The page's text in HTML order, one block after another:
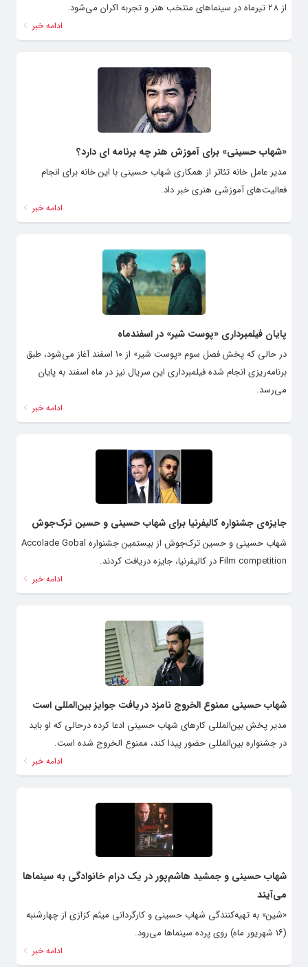
از 28 تیرماه در سینماهای منتخب هنر و تجربه اکران می‌شود.
ادامه خبر
«شهاب حسینی» برای آموزش هنر چه برنامه ای دارد؟
مدیر عامل خانه تئاتر از همکاری شهاب حسینی با این خانه برای انجام
فعالیت‌های آموزشی هنری خبر داد.
ادامه خبر
پایان فیلمبرداری «پوست شیر» در اسفندماه
در حالی که پخش فصل سوم «پوست شیر» از ۱۰ اسفند آغاز می‌شود، طبق
برنامه‌ریزی انجام شده فیلمبرداری این سریال نیز در ماه اسفند به پایان
می‌رسد.
ادامه خبر
جایزه‌ی جشنواره کالیفرنیا برای شهاب حسینی و حسین ترک‌جوش
شهاب حسینی و حسین ترک‌جوش از بیستمین جشنواره Accolade Gobal
Film competition در کالیفرنیا، جایزه دریافت کردند.
ادامه خبر
شهاب حسینی ممنوع الخروج نامزد دریافت جوایز بین‌المللی است
مدیر پخش بین‌المللی کارهای شهاب حسینی ادعا کرده درحالی که او باید
در جشنواره بین‌المللی حضور پیدا کند، ممنوع الخروج شده است.
ادامه خبر
شهاب حسینی و جمشید هاشم‌پور در یک درام خانوادگی به سینماها
می‌آیند
«شین» به تهیه‌کنندگی شهاب حسینی و کارگردانی میثم کزازی از چهارشنبه
(۱۶ شهریور ماه) روی پرده سینماها می‌رود.
ادامه خبر